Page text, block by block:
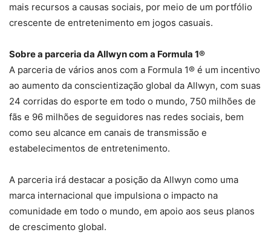
mais recursos a causas sociais, por meio de um portfólio
crescente de entretenimento em jogos casuais.
Sobre a parceria da Allwyn com a Formula 1®
A parceria de vários anos com a Formula 1® é um incentivo
ao aumento da conscientização global da Allwyn, com suas
24 corridas do esporte em todo o mundo, 750 milhões de
fãs e 96 milhões de seguidores nas redes sociais, bem
como seu alcance em canais de transmissão e
estabelecimentos de entretenimento.
A parceria irá destacar a posição da Allwyn como uma
marca internacional que impulsiona o impacto na
comunidade em todo o mundo, em apoio aos seus planos
de crescimento global.